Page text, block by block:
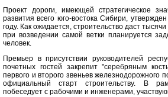
Проект дороги, имеющей стратегическое
развития всего юго-востока Сибири,
году. Как ожидается, строительство даст
при возведении самой ветки планируется
человек.
Премьер в присутствии руководителей
почетных гостей закрепит "серебряным
первого и второго звеньев железнодорожного
официальный старт строительству. В
побеседует с рабочими и инженерами,